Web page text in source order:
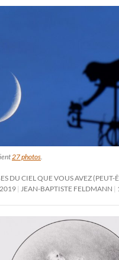
27 photos
DU CIEL QUE VOUS AVEZ (PEUT-
JEAN-BAPTISTE FELDMANN